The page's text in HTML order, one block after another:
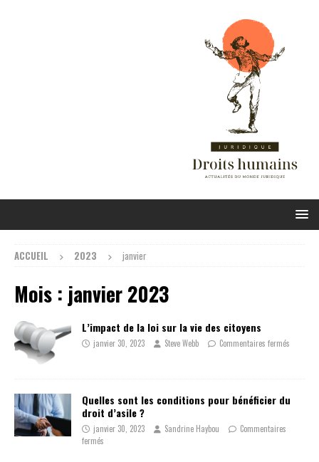
ACCUEIL 2023 janvier
Mois : janvier 2023
L’impact de la loi sur la vie des citoyens
janvier 30, 2023 Steve Webb Commentaires fermés
Quelles sont les conditions pour bénéficier du
droit d’asile ?
janvier 30, 2023 Sandrine Haybou
Commentaires
fermés